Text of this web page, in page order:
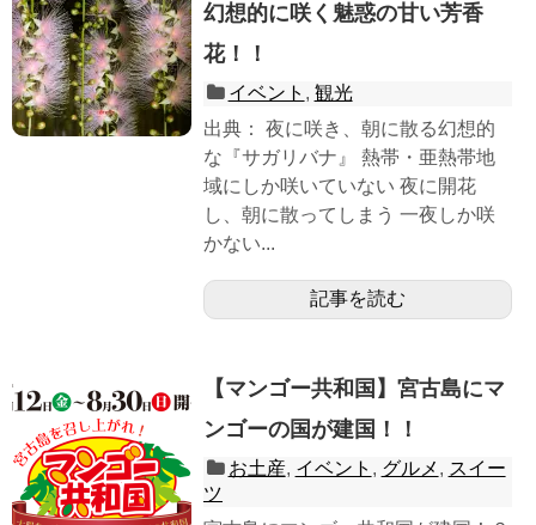
幻想的に咲く魅惑の甘い芳香
花！！
イベント , 観光
出典： 夜に咲き、朝に散る幻想的
な『サガリバナ』 熱帯・亜熱帯地
域にしか咲いていない 夜に開花
し、朝に散ってしまう 一夜しか咲
かない...
記事を読む
【マンゴー共和国】宮古島にマ
ンゴーの国が建国！！
お土産, イベント , グルメ , スイー
ツ